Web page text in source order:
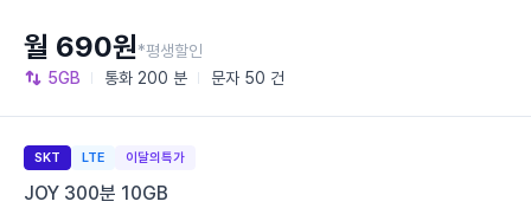
5GB 통화 200 분 문자 50 건
월 690원*평생할인
SKT LTE 이달의특가
JOY 300분 10GB